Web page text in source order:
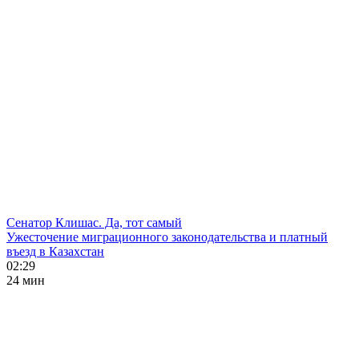
Сенатор Клишас. Да, тот самый
Ужесточение миграционного законодательства и платный
въезд в Казахстан
02:29
24 мин